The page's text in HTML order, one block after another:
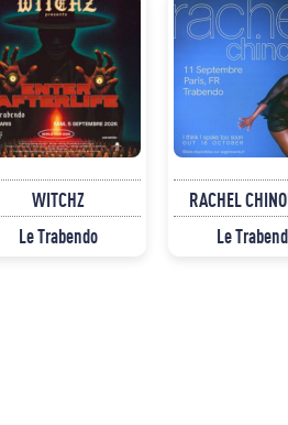
WITCHZ
Le Trabendo
RACHEL
Le